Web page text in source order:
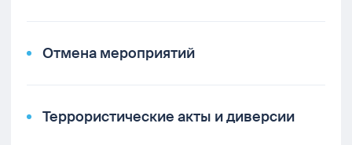
Отмена мероприятий
Террористические акты и диверсии